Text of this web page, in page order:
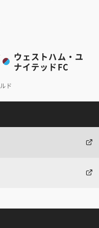
ウェストハム・ユ
ナイテッドFC
ド